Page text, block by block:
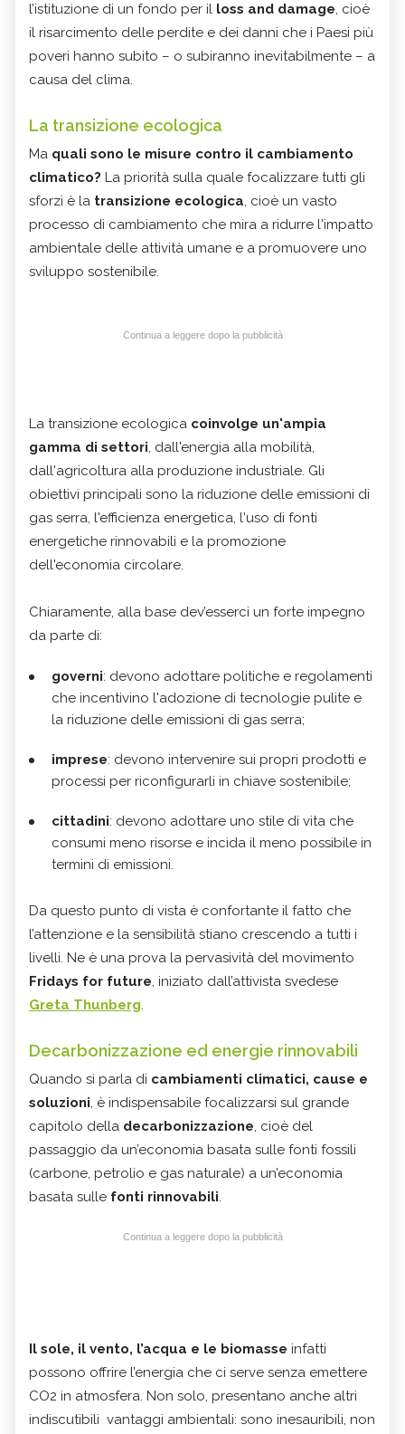
l’istituzione di un fondo per il loss and damage, cioè
il risarcimento delle perdite e dei danni che i Paesi più
poveri hanno subito – o subiranno inevitabilmente – a
causa del clima.
La transizione ecologica
Ma quali sono le misure contro il cambiamento
climatico? La priorità sulla quale focalizzare tutti gli
sforzi è la transizione ecologica, cioè un vasto
processo di cambiamento che mira a ridurre l'impatto
ambientale delle attività umane e a promuovere uno
sviluppo sostenibile.
Continua a leggere dopo la pubblicità
La transizione ecologica coinvolge un'ampia
gamma di settori, dall'energia alla mobilità,
dall'agricoltura alla produzione industriale. Gli
obiettivi principali sono la riduzione delle emissioni di
gas serra, l'efficienza energetica, l'uso di fonti
energetiche rinnovabili e la promozione
dell'economia circolare.
Chiaramente, alla base dev’esserci un forte impegno
da parte di:
governi: devono adottare politiche e regolamenti
che incentivino l'adozione di tecnologie pulite e
la riduzione delle emissioni di gas serra;
imprese: devono intervenire sui propri prodotti e
processi per riconfigurarli in chiave sostenibile;
cittadini: devono adottare uno stile di vita che
consumi meno risorse e incida il meno possibile in
termini di emissioni.
Da questo punto di vista è confortante il fatto che
l’attenzione e la sensibilità stiano crescendo a tutti i
livelli. Ne è una prova la pervasività del movimento
Fridays for future, iniziato dall’attivista svedese
Greta Thunberg.
Decarbonizzazione ed energie rinnovabili
Quando si parla di cambiamenti climatici, cause e
soluzioni, è indispensabile focalizzarsi sul grande
capitolo della decarbonizzazione, cioè del
passaggio da un’economia basata sulle fonti fossili
(carbone, petrolio e gas naturale) a un’economia
basata sulle fonti rinnovabili.
Continua a leggere dopo la pubblicità
Il sole, il vento, l’acqua e le biomasse infatti
possono offrire l’energia che ci serve senza emettere
CO2 in atmosfera. Non solo, presentano anche altri
indiscutibili vantaggi ambientali: sono inesauribili, non